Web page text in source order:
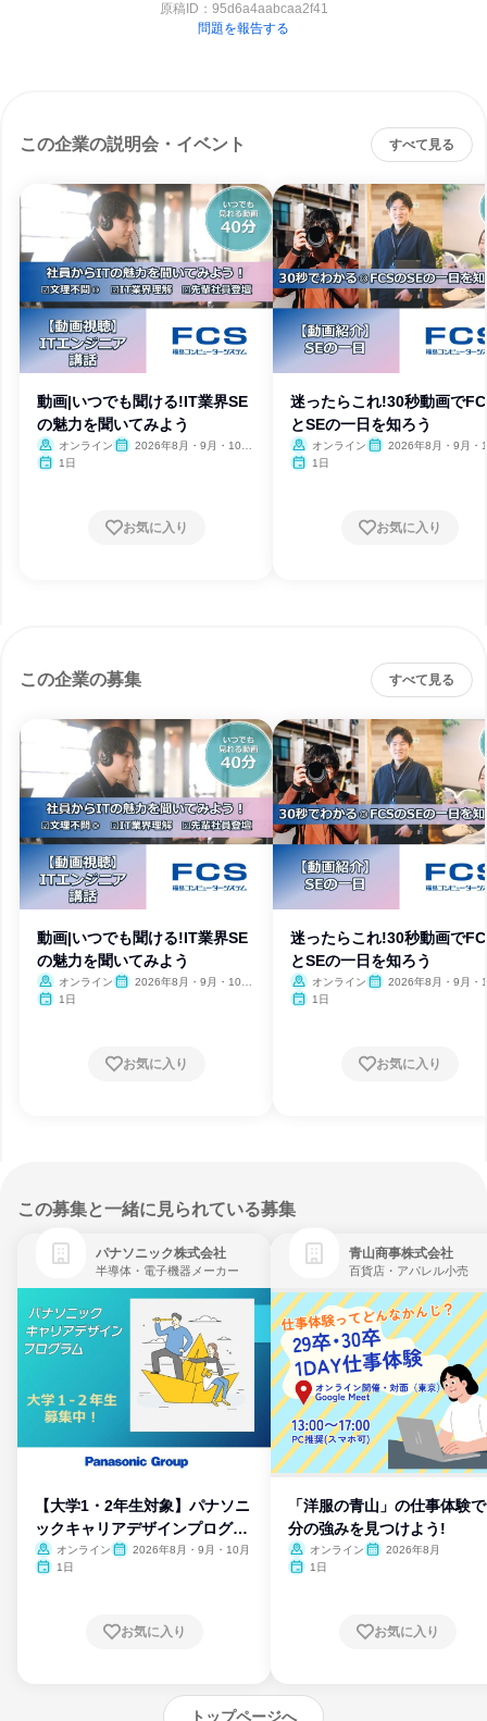
原稿ID： 95d6a4aabcaa2f41
問題を報告する
この企業の説明会・イベント すべて見る
動画|いつでも聞ける!IT業界SE
の魅力を聞いてみよう
オンライン
2026年8月・9月・10
1日
お気に入り
迷ったらこれ!30秒動画で
とSEの一日を知ろう
オンライン
2026年8月・9月・
1日
お気に入り
この企業の募集 すべて見る
動画|いつでも聞ける!IT業界SE
の魅力を聞いてみよう
オンライン
2026年8月・9月・10
1日
お気に入り
迷ったらこれ!30秒動画で
とSEの一日を知ろう
オンライン
2026年8月・9月・
1日
お気に入り
この募集と一緒に見られている募集
パナソニック株式会社
半導体・電子機器メーカー
【大学1・2年生対象】パナソニ
ックキャリアデザインプログラ
ム
オンライン
2026年8月・9月・10月
1日
お気に入り
青山商事株式会社
百貨店・アパレル小売
「洋服の青山」の仕事体験
分の強みを見つけよう!
オンライン
2026年8月
1日
お気に入り
トップページへ